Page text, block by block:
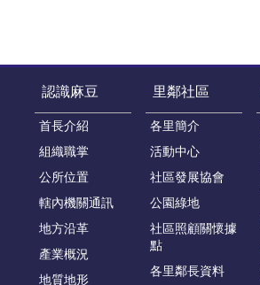
認識麻豆
首長介紹
組織職掌
公所位置
轄內機關通訊
地方沿革
產業概況
地質地形
里鄰社區
各里簡介
活動中心
社區發展協會
公園綠地
社區照顧關懷據
點
各里鄰長資料